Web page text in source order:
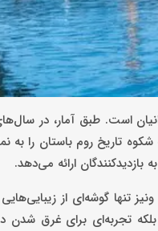
است. طبق آمار، در
تاریخ روم باستان را به
ارائه می‌دهد.
تنها گوشه‌ای از
تجربه‌ای برای غرق